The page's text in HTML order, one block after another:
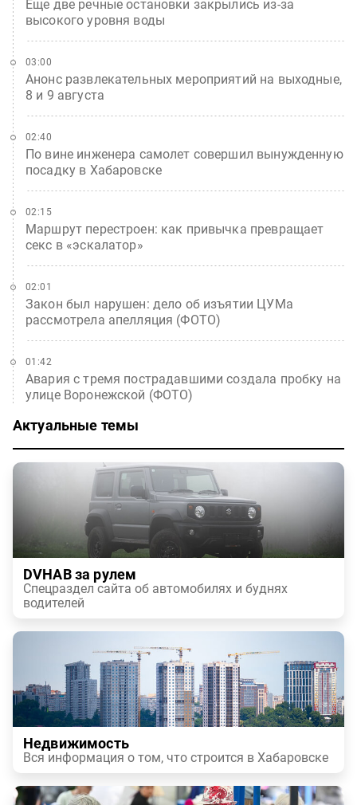
Еще две речные остановки закрылись из-за
высокого уровня воды
Анонс развлекательных мероприятий на выходные,
8 и 9 августа
03:00
По вине инженера самолет совершил вынужденную
посадку в Хабаровске
02:40
Маршрут перестроен: как привычка превращает
секс в «эскалатор»
02:15
Закон был нарушен: дело об изъятии ЦУМа
рассмотрела апелляция (ФОТО)
02:01
Авария с тремя пострадавшими создала пробку на
улице Воронежской (ФОТО)
01:42
Актуальные темы
DVHAB за рулем
Спецраздел сайта об автомобилях и буднях
водителей
Недвижимость
Вся информация о том, что строится в Хабаровске